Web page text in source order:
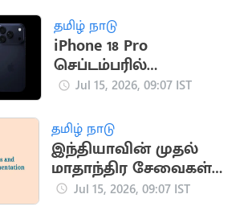
நோட்டீஸ்
தமிழ் நாடு
iPhone 18 Pro
செப்டம்பரில்
அறிமுகமாக வாய்ப்பு
Jul 15, 2026, 09:07 IST
தமிழ் நாடு
இந்தியாவின் முதல்
மாதாந்திர சேவைகள்
உற்பத்தி குறியீடு
Jul 15, 2026, 09:07 IST